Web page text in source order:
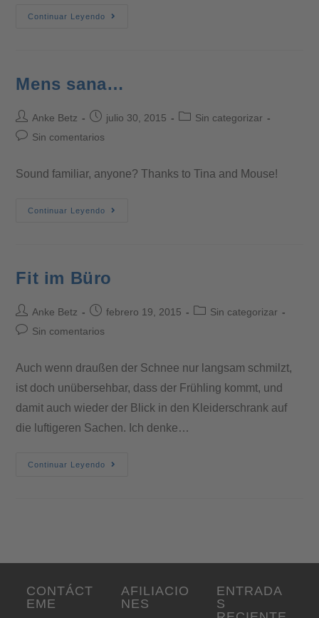
Continuar Leyendo
Mens sana…
Anke Betz julio 30, 2015
Sin categorizar
Sin comentarios
Sound familiar, anyone? Thanks to Tina and Mouse!
Continuar Leyendo
Fit im Büro
Anke Betz febrero 19, 2015
Sin categorizar
Sin comentarios
Auch wenn draußen der Schnee nur langsam schmilzt,
ist doch unübersehbar, dass der Frühling kommt, und
damit auch wieder der Blick in den Kleiderschrank auf
die luftigeren Sachen. Ich denke…
Continuar Leyendo
CONTÁCT
EME
AFILIACIO
NES
ENTRADA
S